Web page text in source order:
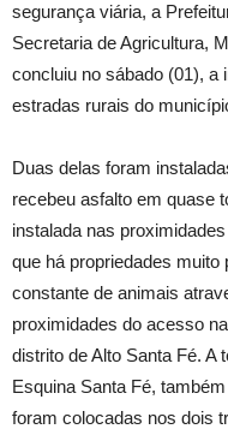
segurança viária, a
Secretaria de Agricultura,
concluiu no sábado (01), a
estradas rurais do
Duas delas foram
recebeu asfalto em quase
instalada nas
que há propriedades
constante de animais
proximidades do acesso
distrito de Alto Santa Fé. A
Esquina Santa Fé,
foram colocadas nos dois